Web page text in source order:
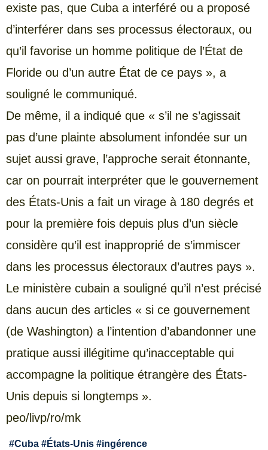
existe pas, que Cuba a interféré ou a proposé
d’interférer dans ses processus électoraux, ou
qu’il favorise un homme politique de l’État de
Floride ou d’un autre État de ce pays », a
souligné le communiqué.
De même, il a indiqué que « s’il ne s’agissait
pas d’une plainte absolument infondée sur un
sujet aussi grave, l’approche serait étonnante,
car on pourrait interpréter que le gouvernement
des États-Unis a fait un virage à 180 degrés et
pour la première fois depuis plus d’un siècle
considère qu’il est inapproprié de s’immiscer
dans les processus électoraux d’autres pays ».
Le ministère cubain a souligné qu’il n’est précisé
dans aucun des articles « si ce gouvernement
(de Washington) a l’intention d’abandonner une
pratique aussi illégitime qu’inacceptable qui
accompagne la politique étrangère des États-
Unis depuis si longtemps ».
peo/livp/ro/mk
#Cuba #États-Unis #ingérence